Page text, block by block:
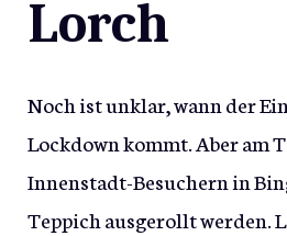
Lorch
Noch ist unklar, wann der
Lockdown kommt. Aber am
Innenstadt-Besuchern in
Teppich ausgerollt werden.